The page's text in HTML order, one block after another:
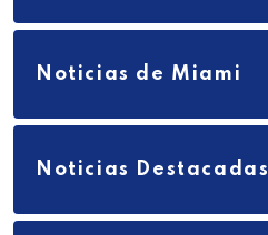
Noticias de Miami
Noticias Destacadas